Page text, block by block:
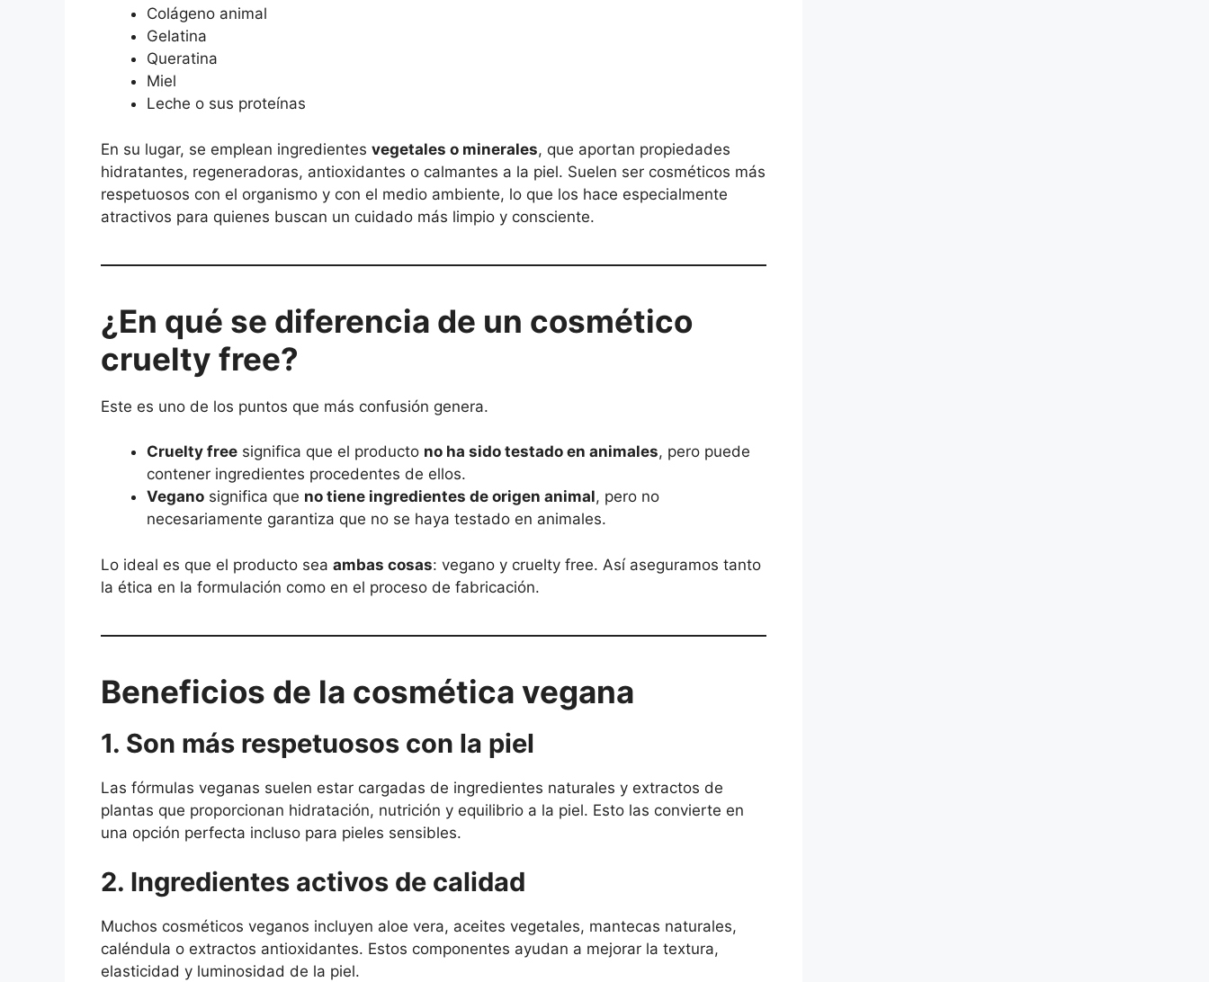
Colágeno animal
Gelatina
Queratina
Miel
Leche o sus proteínas
En su lugar, se emplean ingredientes vegetales o minerales, que aportan propiedades
hidratantes, regeneradoras, antioxidantes o calmantes a la piel. Suelen ser cosméticos más
respetuosos con el organismo y con el medio ambiente, lo que los hace especialmente
atractivos para quienes buscan un cuidado más limpio y consciente.
¿En qué se diferencia de un cosmético
cruelty free?
Este es uno de los puntos que más confusión genera.
Cruelty free significa que el producto no ha sido testado en animales, pero puede
contener ingredientes procedentes de ellos.
Vegano significa que no tiene ingredientes de origen animal, pero no
necesariamente garantiza que no se haya testado en animales.
Lo ideal es que el producto sea ambas cosas: vegano y cruelty free. Así aseguramos tanto
la ética en la formulación como en el proceso de fabricación.
Beneficios de la cosmética vegana
1. Son más respetuosos con la piel
Las fórmulas veganas suelen estar cargadas de ingredientes naturales y extractos de
plantas que proporcionan hidratación, nutrición y equilibrio a la piel. Esto las convierte en
una opción perfecta incluso para pieles sensibles.
2. Ingredientes activos de calidad
Muchos cosméticos veganos incluyen aloe vera, aceites vegetales, mantecas naturales,
caléndula o extractos antioxidantes. Estos componentes ayudan a mejorar la textura,
elasticidad y luminosidad de la piel.